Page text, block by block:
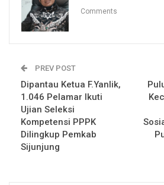
Comments
PREV POST
Dipantau Ketua F.Yanlik,
1.046 Pelamar Ikuti
Ujian Seleksi
Kompetensi PPPK
Dilingkup Pemkab
Sijunjung